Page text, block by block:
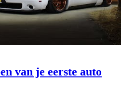
van je eerste auto